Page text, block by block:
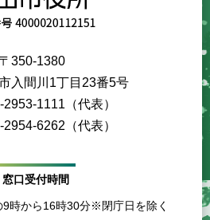
〒350-1380
入間川1丁目23番5号
1111（代表）
6262（代表）
窓口受付時間
9時から16時30分※閉庁日を除く